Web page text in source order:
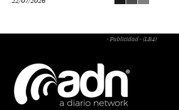
- Publicidad - (LB4)